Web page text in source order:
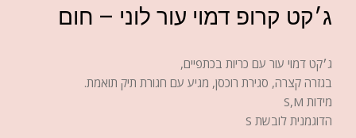
ג׳קט קרופ דמוי עור לוני – חום
ג׳קט דמוי עור עם כריות בכתפיים,
בגזרה קצרה, סגירת רוכסן, מגיע עם חגורת תיק תואמת.
מידות S,M
הדוגמנית לובשת S